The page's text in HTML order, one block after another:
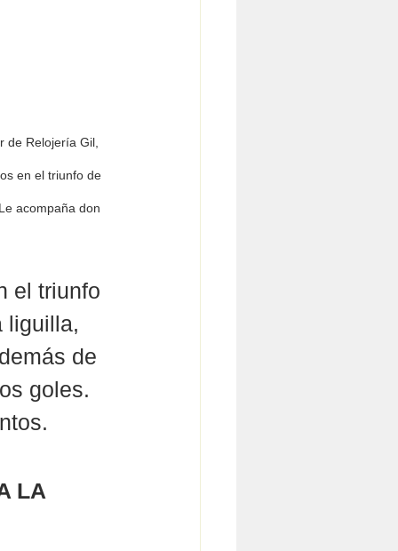
de Relojería Gil,
en el triunfo de
acompaña don
el triunfo
liguilla,
de
goles.
LA